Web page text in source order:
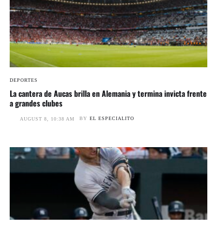
DEPORTES
La cantera de Aucas brilla en Alemania y termina invicta frente
a grandes clubes
AUGUST 8, 10:38 AM BY EL ESPECIALITO